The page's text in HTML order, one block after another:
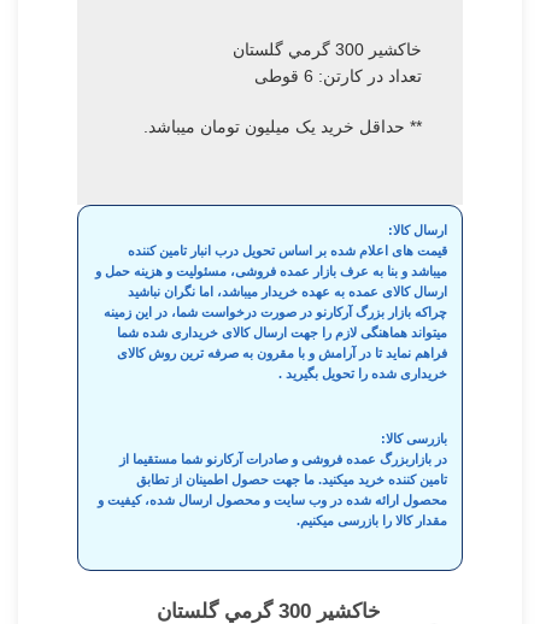
خاکشير 300 گرمي گلستان
تعداد در کارتن: 6 قوطی
** حداقل خرید یک میلیون تومان میباشد.
ارسال کالا:
قیمت های اعلام شده بر اساس تحویل درب انبار تامین کننده
میباشد و بنا به عرف بازار عمده فروشی، مسئولیت و هزینه حمل و
ارسال کالای عمده به عهده خریدار میباشد، اما نگران نباشید
چراکه بازار بزرگ آرکارنو در صورت درخواست شما، در این زمینه
میتواند هماهنگی لازم را جهت ارسال کالای خریداری شده شما
فراهم نماید تا در آرامش و با مقرون به صرفه ترین روش کالای
خریداری شده را تحویل بگیرید .
بازرسی کالا:
در بازاربزرگ عمده فروشی و صادرات آرکارنو شما مستقیما از
تامین کننده خرید میکنید. ما جهت حصول اطمینان از تطابق
محصول ارائه شده در وب سایت و محصول ارسال شده، کیفیت و
مقدار کالا را بازرسی میکنیم.
خاکشير 300 گرمي گلستان